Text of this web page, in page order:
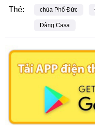
Thẻ: chùa Phổ Đức
Dâng Casa